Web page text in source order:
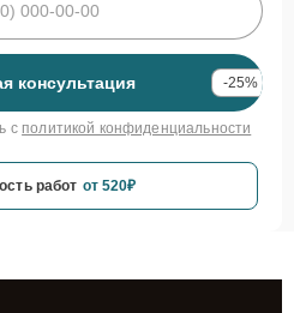
консультация -25%
с политикой конфиденциальности
работ от 520₽